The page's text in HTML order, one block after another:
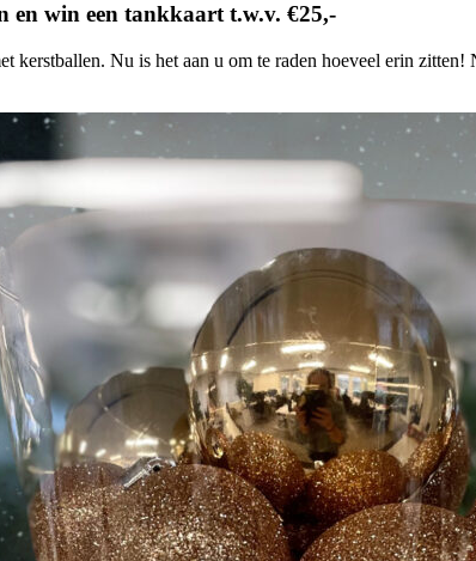
en win een tankkaart t.w.v. €25,-
kerstballen. Nu is het aan u om te raden hoeveel erin